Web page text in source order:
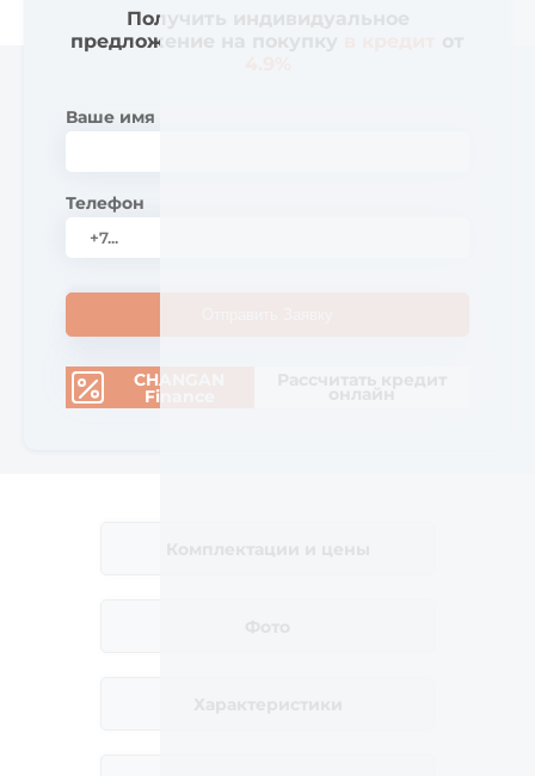
Получить индивидуальное
предложение на покупку
Ваше имя
Телефон
CHANGAN
Finance